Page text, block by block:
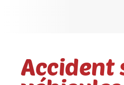
Accident